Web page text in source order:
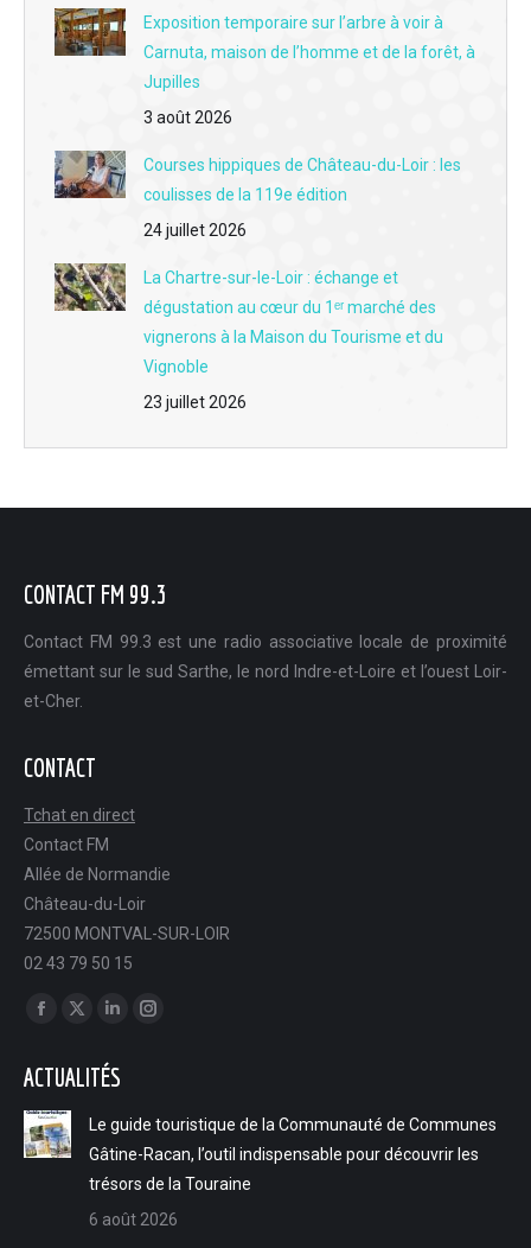
DESTINATION VACANCES du 7 juillet - Vallée du Loir : 70 rendez-vous et un 20e anniversaire pour vibrer tout l'été
Exposition temporaire sur l’arbre à voir à
Carnuta, maison de l’homme et de la forêt, à
Jupilles
3 août 2026
Courses hippiques de Château-du-Loir : les
coulisses de la 119e édition
24 juillet 2026
La Chartre-sur-le-Loir : échange et
dégustation au cœur du 1ᵉʳ marché des
vignerons à la Maison du Tourisme et du
Vignoble
23 juillet 2026
CONTACT FM 99.3
Contact FM 99.3 est une radio associative locale de proximité
émettant sur le sud Sarthe, le nord Indre-et-Loire et l’ouest Loir-
et-Cher.
CONTACT
Tchat en direct
Contact FM
Allée de Normandie
Château-du-Loir
72500 MONTVAL-SUR-LOIR
02 43 79 50 15
Trouvez nous sur :
Facebook
opens
in
new
window
X
opens
new
window
LinkedIn
opens
new
window
Instagram
in
new
window
ACTUALITÉS
Le guide touristique de la Communauté de Communes
Gâtine-Racan, l’outil indispensable pour découvrir les
trésors de la Touraine
6 août 2026